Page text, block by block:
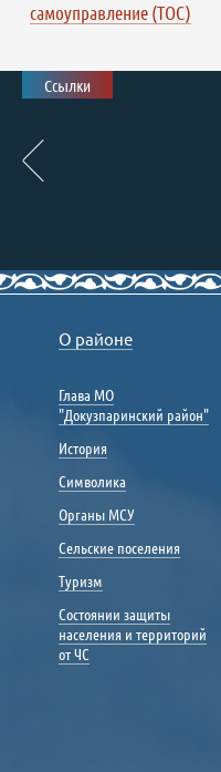
самоуправление (ТОС)
Ссылки
О районе
Глава МО
"Докузпаринский район"
История
Символика
Органы МСУ
Сельские поселения
Туризм
Состоянии защиты
населения и территорий
от ЧС